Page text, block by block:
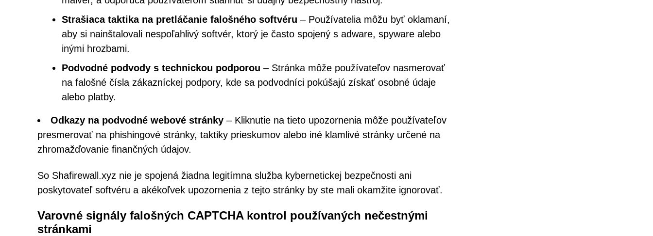
Strašiaca taktika na pretláčanie falošného softvéru – Používatelia môžu byť oklamaní,
aby si nainštalovali nespoľahlivý softvér, ktorý je často spojený s adware, spyware alebo
inými hrozbami.
Podvodné podvody s technickou podporou – Stránka môže používateľov nasmerovať
na falošné čísla zákazníckej podpory, kde sa podvodníci pokúšajú získať osobné údaje
alebo platby.
Odkazy na podvodné webové stránky – Kliknutie na tieto upozornenia môže používateľov
presmerovať na phishingové stránky, taktiky prieskumov alebo iné klamlivé stránky určené na
zhromažďovanie finančných údajov.
So Shafirewall.xyz nie je spojená žiadna legitímna služba kybernetickej bezpečnosti ani
poskytovateľ softvéru a akékoľvek upozornenia z tejto stránky by ste mali okamžite ignorovať.
Varovné signály falošných CAPTCHA kontrol používaných nečestnými
stránkami